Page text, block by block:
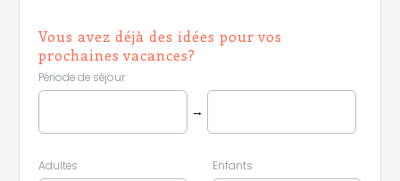
Vous avez déjà des idées pour vos
prochaines vacances?
Période de séjour
→
Adultes Enfants